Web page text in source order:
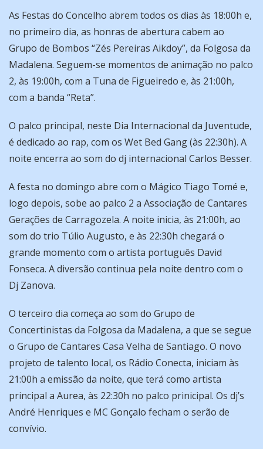
As Festas do Concelho abrem todos os dias às 18:00h e,
no primeiro dia, as honras de abertura cabem ao
Grupo de Bombos “Zés Pereiras Aikdoy”, da Folgosa da
Madalena. Seguem-se momentos de animação no palco
2, às 19:00h, com a Tuna de Figueiredo e, às 21:00h,
com a banda “Reta”.
O palco principal, neste Dia Internacional da Juventude,
é dedicado ao rap, com os Wet Bed Gang (às 22:30h). A
noite encerra ao som do dj internacional Carlos Besser.
A festa no domingo abre com o Mágico Tiago Tomé e,
logo depois, sobe ao palco 2 a Associação de Cantares
Gerações de Carragozela. A noite inicia, às 21:00h, ao
som do trio Túlio Augusto, e às 22:30h chegará o
grande momento com o artista português David
Fonseca. A diversão continua pela noite dentro com o
Dj Zanova.
O terceiro dia começa ao som do Grupo de
Concertinistas da Folgosa da Madalena, a que se segue
o Grupo de Cantares Casa Velha de Santiago. O novo
projeto de talento local, os Rádio Conecta, iniciam às
21:00h a emissão da noite, que terá como artista
principal a Aurea, às 22:30h no palco prinicipal. Os dj’s
André Henriques e MC Gonçalo fecham o serão de
convívio.